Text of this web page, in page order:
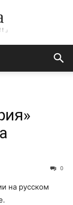
」
0
на русском